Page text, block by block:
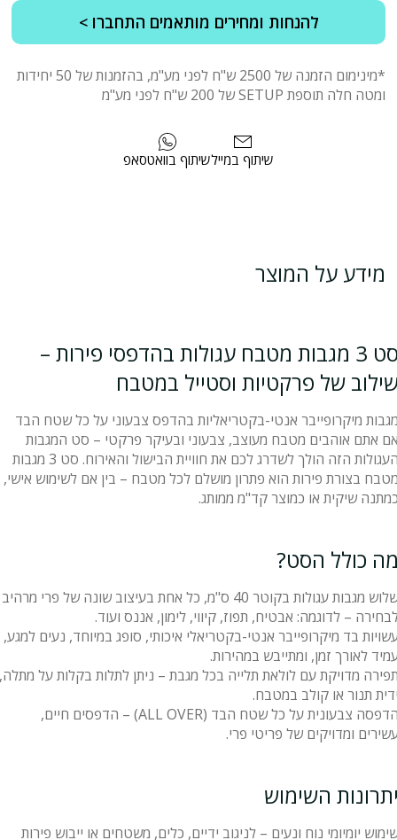
להנחות ומחירים מותאמים התחברו >
*מינימום הזמנה של 2500 ש"ח לפני מע"מ, בהזמנות של 50 יחידות
ומטה חלה תוספת SETUP של 200 ש"ח לפני מע"מ
שיתוף בוואטסאפשיתוף במייל
מידע על המוצר
סט 3 מגבות מטבח עגולות בהדפסי פירות –
של פרקטיות וסטייל במטבח
מיקרופייבר אנטי-בקטריאליות בהדפס צבעוני על כל שטח הבד
אתם אוהבים מטבח מעוצב, צבעוני ובעיקר פרקטי – סט המגבות
העגולות הזה הולך לשדרג לכם את חוויית הבישול והאירוח. סט 3 מגבות
בצורת פירות הוא פתרון מושלם לכל מטבח – בין אם לשימוש אישי,
שיקית או כמוצר קד"מ ממותג.
כולל הסט?
שלוש מגבות עגולות בקוטר 40 ס"מ, כל אחת בעיצוב שונה של פרי מרהיב
– לדוגמה: אבטיח, תפוז, קיווי, לימון, אננס ועוד.
בד מיקרופייבר אנטי-בקטריאלי איכותי, סופג במיוחד, נעים למגע,
לאורך זמן, ומתייבש במהירות.
מדויקת עם לולאת תלייה בכל מגבת – ניתן לתלות בקלות על
תנור או קולב במטבח.
הדפסה צבעונית על כל שטח הבד (ALL OVER) – הדפסים חיים,
ומדויקים של פריטי פרי.
השימוש
יומיומי נוח ונעים – לניגוב ידיים, כלים, משטחים או ייבוש פירות